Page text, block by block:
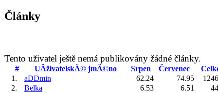
Články
Tento uživatel ještě nemá publikovány žádné články.
# UÂživatelskĂ© jmĂ©no Srpen Červenec
1.
aDDmin 62.24 74.95
2.
Belka 6.53 6.51